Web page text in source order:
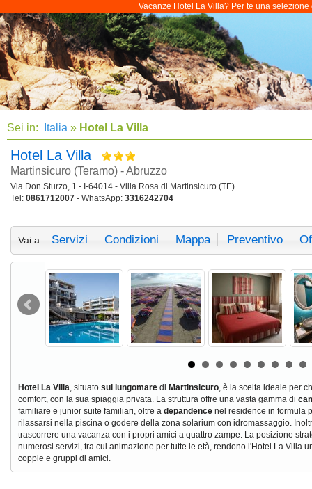
Vacanze Hotel La Villa? Per te una
Sei in: Italia » Hotel La Villa
Hotel La Villa
Martinsicuro (Teramo) - Abruzzo
Via Don Sturzo, 1 - I-64014 - Villa Rosa di Martinsicuro (TE)
Tel: 0861712007 - WhatsApp: 3316242704
Vai a: Servizi Condizioni Mappa Preventivo
Hotel La Villa, situato sul lungomare di Martinsicuro, è la scelta ideale per
comfort, con la sua spiaggia privata. La struttura offre una vasta gamma di
familiare e junior suite familiari, oltre a depandence nel residence in formula
rilassarsi nella piscina o godere della zona solarium con idromassaggio.
trascorrere una vacanza con i propri amici a quattro zampe. La posizione
numerosi servizi, tra cui animazione per tutte le età, rendono l'Hotel La Villa
coppie e gruppi di amici.